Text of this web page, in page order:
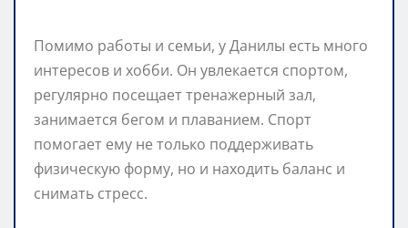
Помимо работы и семьи, у Данилы есть много
интересов и хобби. Он увлекается спортом,
регулярно посещает тренажерный зал,
занимается бегом и плаванием. Спорт
помогает ему не только поддерживать
физическую форму, но и находить баланс и
снимать стресс.